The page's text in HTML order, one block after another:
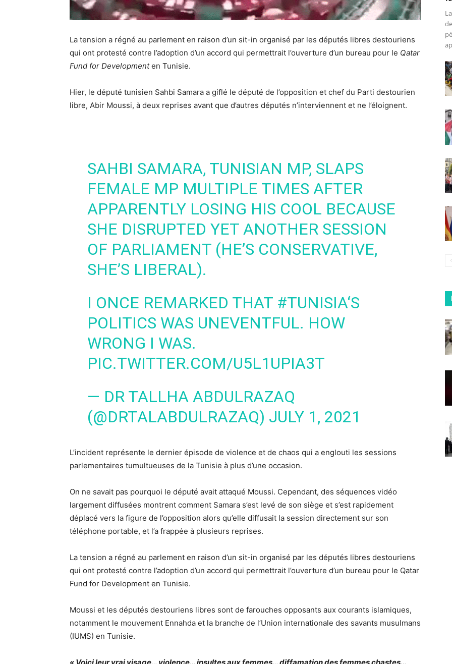
La tension a régné au parlement en raison d’un sit-in organisé par les députés libres destouriens
qui ont protesté contre l’adoption d’un accord qui permettrait l’ouverture d’un bureau pour le Qatar
Fund for Developmenten Tunisie.
Hier, le député tunisien Sahbi Samara a giflé le député de l’opposition et chef du Parti destourien
libre, Abir Moussi, à deux reprises avant que d’autres députés n’interviennent et ne l’éloignent.
SAHBI SAMARA, TUNISIAN MP, SLAPS
FEMALE MP MULTIPLE TIMES AFTER
APPARENTLY LOSING HIS COOL BECAUSE
SHE DISRUPTED YET ANOTHER SESSION
OF PARLIAMENT (HE’S CONSERVATIVE,
SHE’S LIBERAL).
I ONCE REMARKED THAT #TUNISIA‘S
POLITICS WAS UNEVENTFUL. HOW
WRONG I WAS.
PIC.TWITTER.COM/U5L1UPIA3T
— DR TALLHA ABDULRAZAQ
(@DRTALABDULRAZAQ) JULY 1, 2021
L’incident représente le dernier épisode de violence et de chaos qui a englouti les sessions
parlementaires tumultueuses de la Tunisie à plus d’une occasion.
On ne savait pas pourquoi le député avait attaqué Moussi. Cependant, des séquences vidéo
largement diffusées montrent comment Samara s’est levé de son siège et s’est rapidement
déplacé vers la figure de l’opposition alors qu’elle diffusait la session directement sur son
téléphone portable, et l’a frappée à plusieurs reprises.
La tension a régné au parlement en raison d’un sit-in organisé par les députés libres destouriens
qui ont protesté contre l’adoption d’un accord qui permettrait l’ouverture d’un bureau pour le Qatar
Fund for Development en Tunisie.
Moussi et les députés destouriens libres sont de farouches opposants aux courants islamiques,
notamment le mouvement Ennahda et la branche de l’Union internationale des savants musulmans
(IUMS) en Tunisie.